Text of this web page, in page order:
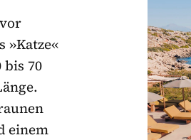
»Katze«
70
einem